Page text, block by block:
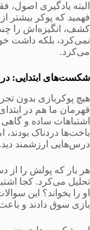
البته یادگیری اصول،
فهمید که پوکر بیشتر
کشف، انگیزه‌اش را
نمی‌کرد، بلکه داشت
می‌کرد.
شکست‌های ابتدایی:
هیچ پوکربازی بدون
قهرمان ما هم در
اشتباهات ساده و
باخت‌ها دردناک بودند،
درس‌هایی ارزشمند دید.
هر بار که پولش را
تحلیل می‌کرد. کجا
او را بخواند؟ این
بازی سوق دادند و